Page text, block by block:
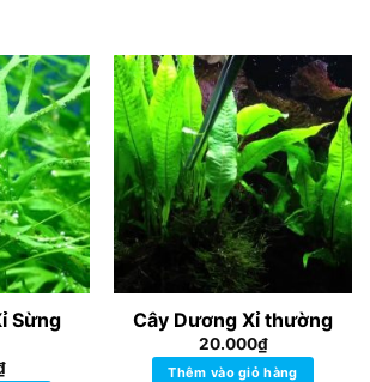
Sừng
Cây Dương Xỉ thường
20.000₫
Thêm vào giỏ hàng